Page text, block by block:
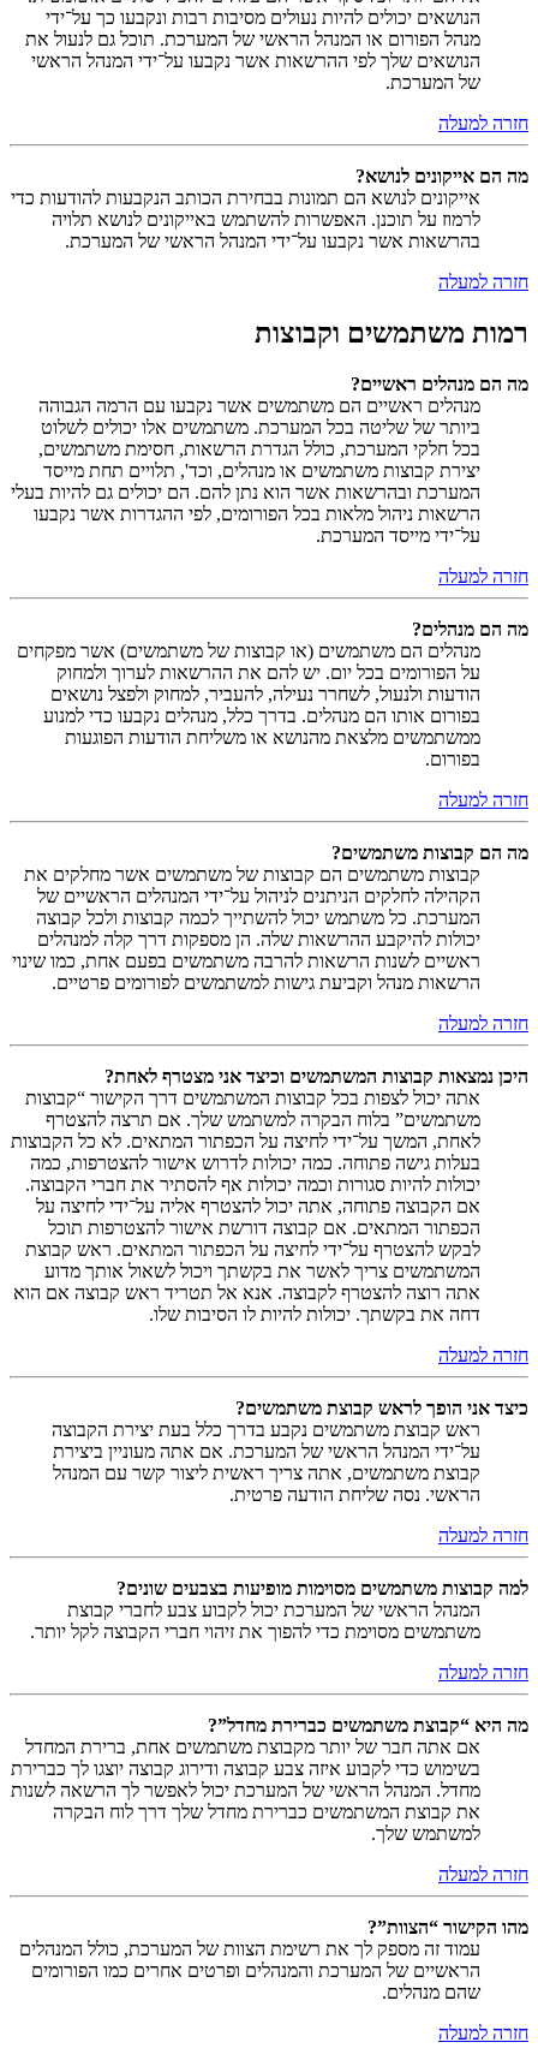
הנושאים יכולים להיות נעולים מסיבות רבות ונקבעו כך על־ידי
מנהל הפורום או המנהל הראשי של המערכת. תוכל גם לנעול את
הנושאים שלך לפי ההרשאות אשר נקבעו על־ידי המנהל הראשי
של המערכת.
חזרה למעלה
מה הם אייקונים לנושא?
אייקונים לנושא הם תמונות בבחירת הכותב הנקבעות להודעות כדי
לרמוז על תוכנן. האפשרות להשתמש באייקונים לנושא תלויה
בהרשאות אשר נקבעו על־ידי המנהל הראשי של המערכת.
חזרה למעלה
רמות משתמשים וקבוצות
מה הם מנהלים ראשיים?
מנהלים ראשיים הם משתמשים אשר נקבעו עם הרמה הגבוהה
ביותר של שליטה בכל המערכת. משתמשים אלו יכולים לשלוט
בכל חלקי המערכת, כולל הגדרת הרשאות, חסימת משתמשים,
יצירת קבוצות משתמשים או מנהלים, וכד', תלויים תחת מייסד
המערכת ובהרשאות אשר הוא נתן להם. הם יכולים גם להיות בעלי
הרשאות ניהול מלאות בכל הפורומים, לפי ההגדרות אשר נקבעו
על־ידי מייסד המערכת.
חזרה למעלה
מה הם מנהלים?
מנהלים הם משתמשים (או קבוצות של משתמשים) אשר מפקחים
על הפורומים בכל יום. יש להם את ההרשאות לערוך ולמחוק
הודעות ולנעול, לשחרר נעילה, להעביר, למחוק ולפצל נושאים
בפורום אותו הם מנהלים. בדרך כלל, מנהלים נקבעו כדי למנוע
ממשתמשים מלצאת מהנושא או משליחת הודעות הפוגעות
בפורום.
חזרה למעלה
מה הם קבוצות משתמשים?
קבוצות משתמשים הם קבוצות של משתמשים אשר מחלקים את
הקהילה לחלקים הניתנים לניהול על־ידי המנהלים הראשיים של
המערכת. כל משתמש יכול להשתייך לכמה קבוצות ולכל קבוצה
יכולות להיקבע ההרשאות שלה. הן מספקות דרך קלה למנהלים
ראשיים לשנות הרשאות להרבה משתמשים בפעם אחת, כמו שינוי
הרשאות מנהל וקביעת גישות למשתמשים לפורומים פרטיים.
חזרה למעלה
היכן נמצאות קבוצות המשתמשים וכיצד אני מצטרף לאחת?
אתה יכול לצפות בכל קבוצות המשתמשים דרך הקישור “קבוצות
משתמשים” בלוח הבקרה למשתמש שלך. אם תרצה להצטרף
לאחת, המשך על־ידי לחיצה על הכפתור המתאים. לא כל הקבוצות
בעלות גישה פתוחה. כמה יכולות לדרוש אישור להצטרפות, כמה
יכולות להיות סגורות וכמה יכולות אף להסתיר את חברי הקבוצה.
אם הקבוצה פתוחה, אתה יכול להצטרף אליה על־ידי לחיצה על
הכפתור המתאים. אם קבוצה דורשת אישור להצטרפות תוכל
לבקש להצטרף על־ידי לחיצה על הכפתור המתאים. ראש קבוצת
המשתמשים צריך לאשר את בקשתך ויכול לשאול אותך מדוע
אתה רוצה להצטרף לקבוצה. אנא אל תטריד ראש קבוצה אם הוא
דחה את בקשתך. יכולות להיות לו הסיבות שלו.
חזרה למעלה
כיצד אני הופך לראש קבוצת משתמשים?
ראש קבוצת משתמשים נקבע בדרך כלל בעת יצירת הקבוצה
על־ידי המנהל הראשי של המערכת. אם אתה מעוניין ביצירת
קבוצת משתמשים, אתה צריך ראשית ליצור קשר עם המנהל
הראשי. נסה שליחת הודעה פרטית.
חזרה למעלה
למה קבוצות משתמשים מסוימות מופיעות בצבעים שונים?
המנהל הראשי של המערכת יכול לקבוע צבע לחברי קבוצת
משתמשים מסוימת כדי להפוך את זיהוי חברי הקבוצה לקל יותר.
חזרה למעלה
מה היא “קבוצת משתמשים כברירת מחדל”?
אם אתה חבר של יותר מקבוצת משתמשים אחת, ברירת המחדל
בשימוש כדי לקבוע איזה צבע קבוצה ודירוג קבוצה יוצגו לך כברירת
מחדל. המנהל הראשי של המערכת יכול לאפשר לך הרשאה לשנות
את קבוצת המשתמשים כברירת מחדל שלך דרך לוח הבקרה
למשתמש שלך.
חזרה למעלה
מהו הקישור “הצוות”?
עמוד זה מספק לך את רשימת הצוות של המערכת, כולל המנהלים
הראשיים של המערכת והמנהלים ופרטים אחרים כמו הפורומים
שהם מנהלים.
חזרה למעלה